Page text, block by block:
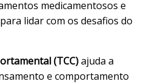
medicamentosos e
lidar com os desafios do
(TCC)ajuda a
e comportamento